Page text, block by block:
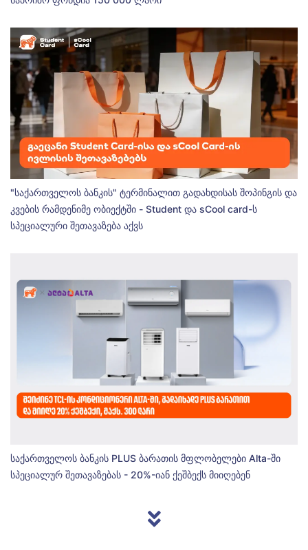
"საქართველოს ბანკის" ტერმინალით გადახდისას შოპინგის და
კვების რამდენიმე ობიექტში - Student და sCool card-ს
სპეციალური შეთავაზება აქვს
საქართველოს ბანკის PLUS ბარათის მფლობელები Alta-ში
სპეციალურ შეთავაზებას - 20%-იან ქეშბექს მიიღებენ